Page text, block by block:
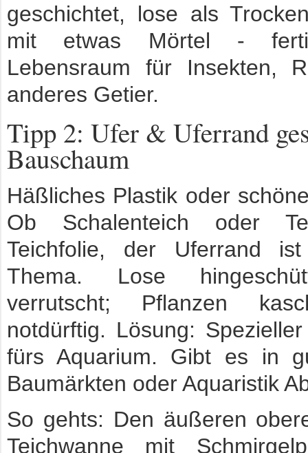
geschichtet, lose als
mit etwas Mörtel -
Lebensraum für Insekten,
anderes Getier.
Tipp 2: Ufer & Uferrand
Bauschaum
Häßliches Plastik oder
Ob Schalenteich oder
Teichfolie, der Uferrand
Thema. Lose
verrutscht; Pflanzen
notdürftig. Lösung:
fürs Aquarium. Gibt es in
Baumärkten oder Aquaristik
So gehts: Den äußeren
Teichwanne mit